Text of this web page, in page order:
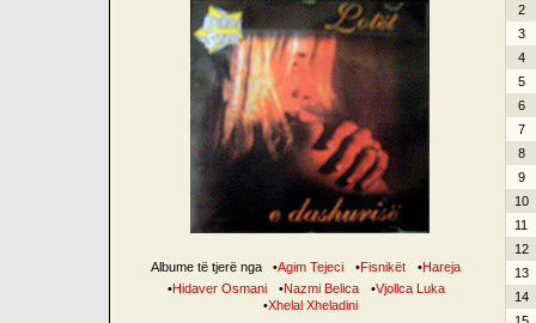
Albume të tjerë nga •Agim Tejeci •Fisnikët •Hareja
•Hidaver Osmani •Nazmi Belica •Vjollca Luka
•Xhelal Xheladini
2
3
4
5
6
7
8
9
10
11
12
13
14